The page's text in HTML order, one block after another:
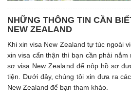
NHỮNG THÔNG TIN CẦN
NEW ZEALAND
Khi xin visa New Zealand tự túc ngoài
xin visa cẩn thận thì bạn cần phải
sơ visa New Zealand để nộp hồ sơ
tiện. Dưới đây, chúng tôi xin đưa ra
New Zealand để bạn tham khảo.